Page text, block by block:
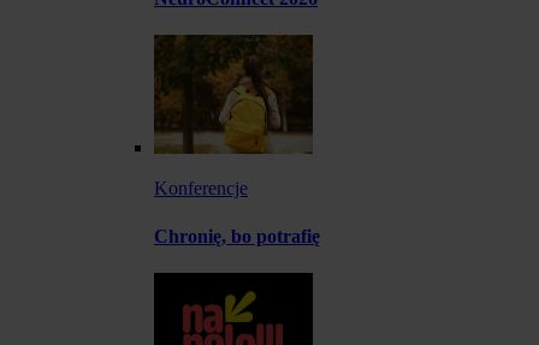
Konferencje
Chronię, bo potrafię